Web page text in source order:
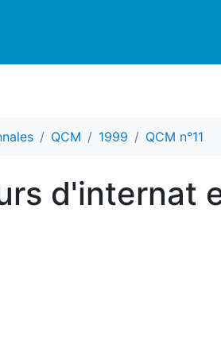
QCM 1999 QCM n°11
d'internat